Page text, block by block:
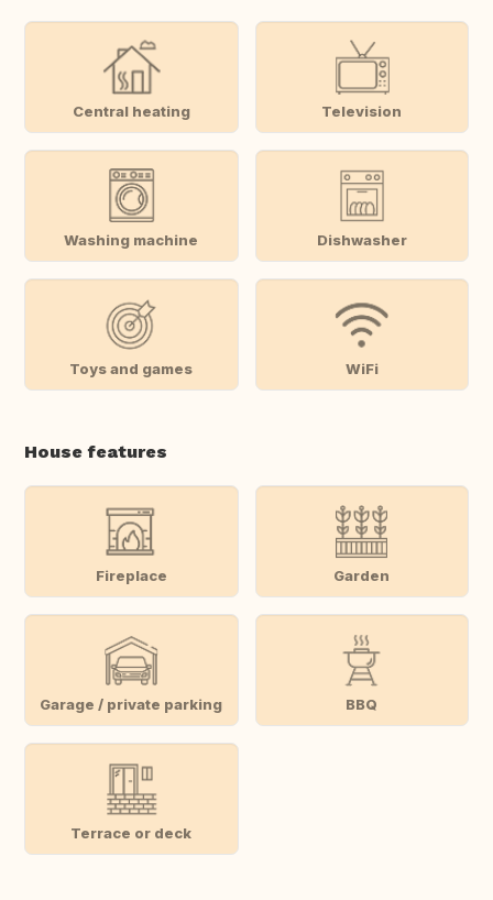
Central heating Television
Washing machine Dishwasher
Toys and games WiFi
House features
Fireplace Garden
Garage / private parking BBQ
Terrace or deck